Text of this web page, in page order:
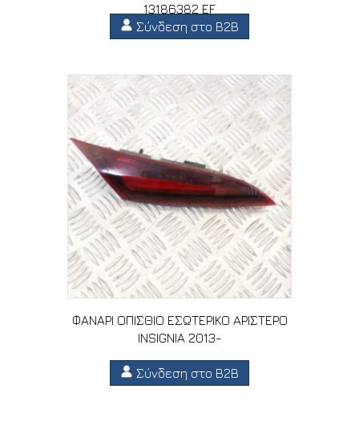
13186382 EF
Σύνδεση στο B2B
ΦΑΝΑΡΙ ΟΠΙΣΘΙΟ ΕΣΩΤΕΡΙΚΟ ΑΡΙΣΤΕΡΟ
INSIGNIA 2013-
Σύνδεση στο B2B